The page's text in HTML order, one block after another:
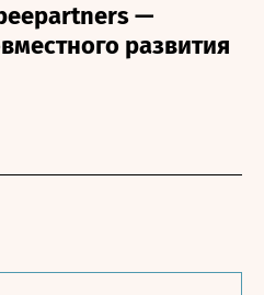
—
развития